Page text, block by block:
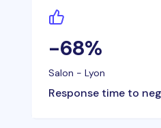
-68%
Salon - Lyon
Response time to